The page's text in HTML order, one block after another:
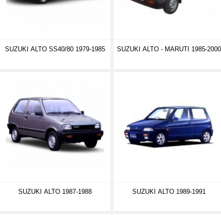
SUZUKI ALTO SS40/80 1979-1985 SUZUKI ALTO - MARUTI 1985-2000
SUZUKI ALTO 1987-1988 SUZUKI ALTO 1989-1991